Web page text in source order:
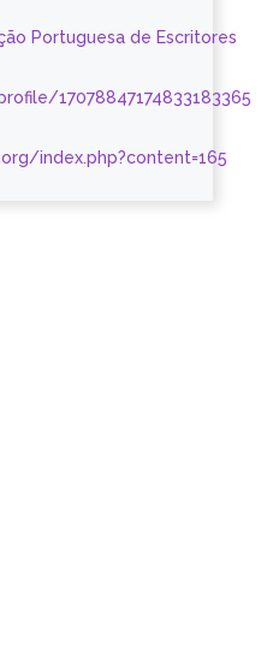
Portuguesa de Escritores
17078847174833183365
index.php?content=165